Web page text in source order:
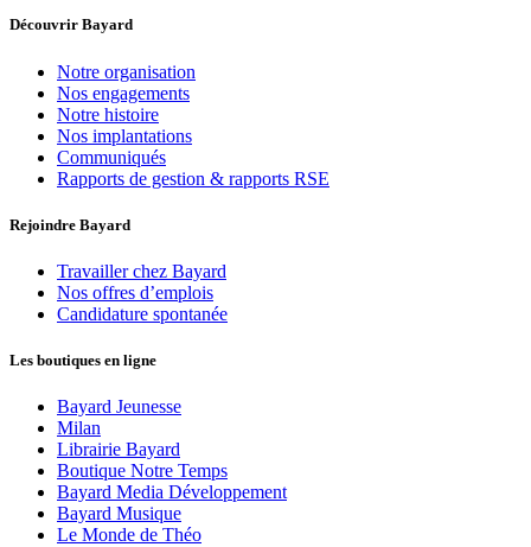
Découvrir Bayard
Notre organisation
Nos engagements
Notre histoire
Nos implantations
Communiqués
Rapports de gestion & rapports RSE
Rejoindre Bayard
Travailler chez Bayard
Nos offres d’emplois
Candidature spontanée
Les boutiques en ligne
Bayard Jeunesse
Milan
Librairie Bayard
Boutique Notre Temps
Bayard Media Développement
Bayard Musique
Le Monde de Théo